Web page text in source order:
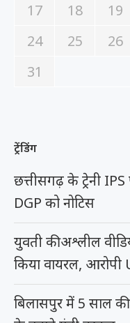
17
18 19
24
25 26
31
ट्रेंडिंग
छत्तीसगढ़ के ट्रेनी
DGP को नोटिस
युवती की अश्लील
किया वायरल, आरोपी
बिलासपुर में 5 साल